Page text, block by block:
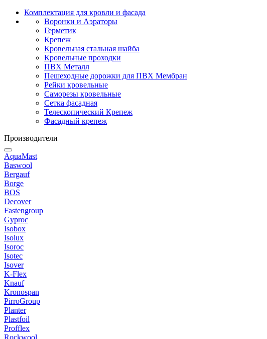
Комплектация для кровли и фасада
Воронки и Аэраторы
Герметик
Крепеж
Кровельная стальная шайба
Кровельные проходки
ПВХ Металл
Пешеходные дорожки для ПВХ Мембран
Рейки кровельные
Саморезы кровельные
Сетка фасадная
Телескопический Крепеж
Фасадный крепеж
Производители
AquaMast
Baswool
Bergauf
Borge
BOS
Decover
Fastengroup
Gyproc
Isobox
Isolux
Isoroc
Isotec
Isover
K-Flex
Knauf
Kronospan
PirroGroup
Planter
Plastfoil
Profflex
Rockwool